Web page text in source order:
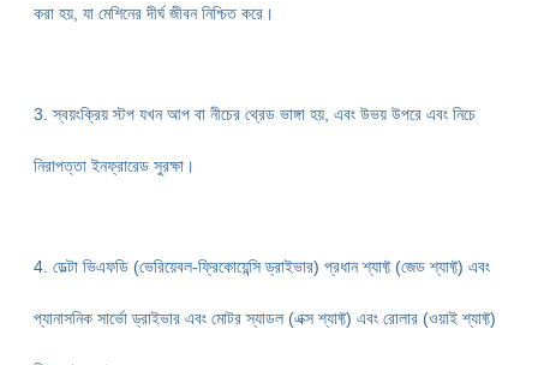
করা হয়, যা মেশিনের দীর্ঘ জীবন নিশ্চিত করে।
3. স্বয়ংক্রিয় স্টপ যখন আপ বা নীচের থ্রেড ভাঙ্গা হয়, এবং উভয় উপরে এবং নিচে
নিরাপত্তা ইনফ্রারেড সুরক্ষা।
4. ডেল্টা ভিএফডি (ভেরিয়েবল-ফ্রিকোয়েন্সি ড্রাইভার) প্রধান শ্যাফ্ট (জেড শ্যাফ্ট) এবং
প্যানাসনিক সার্ভো ড্রাইভার এবং মোটর স্যাডল (এক্স শ্যাফ্ট) এবং রোলার (ওয়াই শ্যাফ্ট)